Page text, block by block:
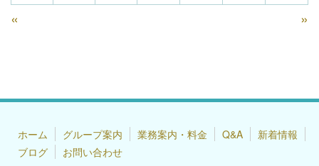
« »
ホーム グループ案内 業務案内・料金 Q&A
新着情報
ブログ
お問い合わせ